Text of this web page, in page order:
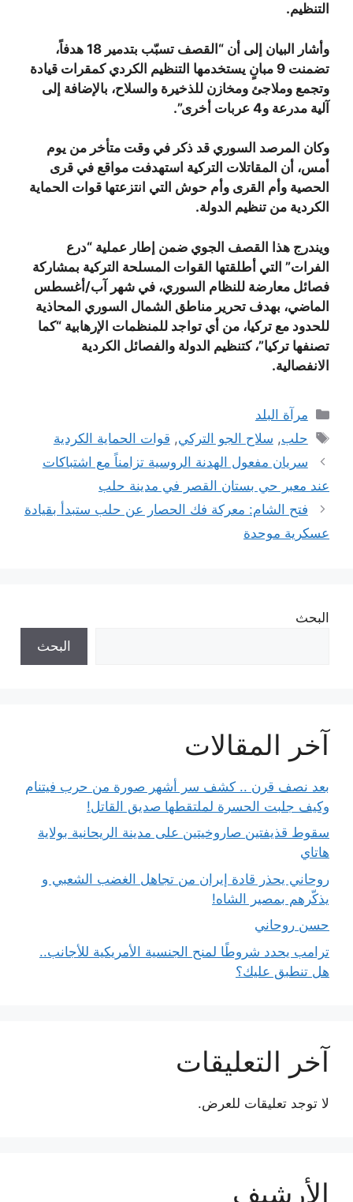
التنظيم.
وأشار البيان إلى أن “القصف تسبّب بتدمير 18 هدفاً،
تضمنت 9 مبانٍ يستخدمها التنظيم الكردي كمقرات قيادة
وتجمع وملاجئ ومخازن للذخيرة والسلاح، بالإضافة إلى
آلية مدرعة و4 عربات أخرى”.
وكان المرصد السوري قد ذكر في وقت متأخر من يوم
أمس، أن المقاتلات التركية استهدفت مواقع في قرى
الحصية وأم القرى وأم حوش التي انتزعتها قوات الحماية
الكردية من تنظيم الدولة.
ويندرج هذا القصف الجوي ضمن إطار عملية “درع
الفرات” التي أطلقتها القوات المسلحة التركية بمشاركة
فصائل معارضة للنظام السوري، في شهر آب/أغسطس
الماضي، بهدف تحرير مناطق الشمال السوري المحاذية
للحدود مع تركيا، من أي تواجد للمنظمات الإرهابية “كما
تصنفها تركيا”، كتنظيم الدولة والفصائل الكردية
الانفصالية.
التصنيفات
مرآة البلد
الوسوم
حلب, سلاح الجو التركي, قوات الحماية الكردية
سريان مفعول الهدنة الروسية تزامناً مع اشتباكات
عند معبر حي بستان القصر في مدينة حلب
فتح الشام: معركة فك الحصار عن حلب ستبدأ بقيادة
عسكرية موحدة
البحث
البحث
آخر المقالات
بعد نصف قرن .. كشف سر أشهر صورة من حرب فيتنام
وكيف جلبت الحسرة لملتقطها صديق القاتل!
سقوط قذيفتين صاروخيتين على مدينة الريحانية بولاية
هاتاي
روحاني يحذر قادة إيران من تجاهل الغضب الشعبي و
يذكّرهم بمصير الشاه!
حسن روحاني
ترامب يحدد شروطًا لمنح الجنسية الأمريكية للأجانب..
هل تنطبق عليك؟
آخر التعليقات
لا توجد تعليقات للعرض.
الأرشيف